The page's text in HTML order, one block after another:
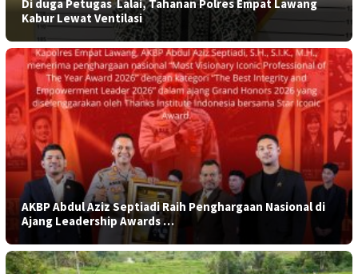
​Di duga Petugas Lalai, Tahanan Polres Empat Lawang
Kabur Lewat Ventilasi
AKBP Abdul Aziz Septiadi Raih Penghargaan Nasional di
Ajang Leadership Awards …